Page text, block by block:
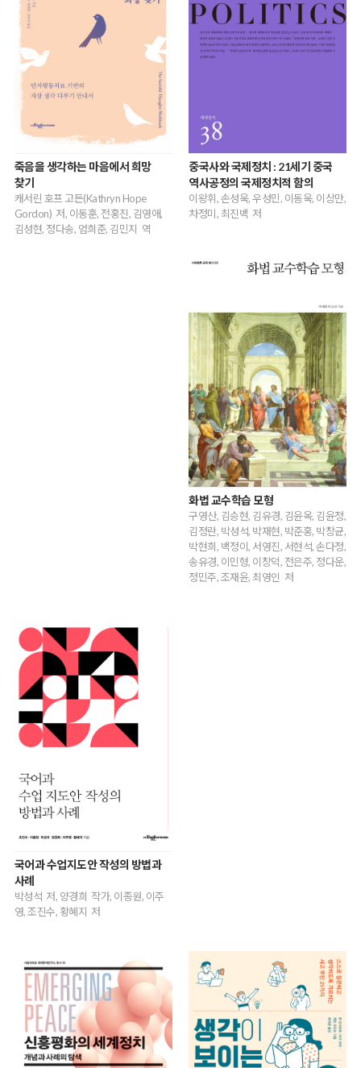
죽음을 생각하는 마음에서 희망
찾기
캐서린 호프 고든(Kathryn Hope
Gordon) 저, 이동훈, 전홍진, 김영애,
김성현, 정다송, 엄희준, 김민지 역
중국사와 국제정치 : 21세기 중국
역사공정의 국제정치적 함의
이왕휘, 손성욱, 우성민, 이동욱, 이상만,
차정미, 최진백 저
화법 교수학습 모형
구영산, 김승현, 김유경, 김윤옥, 김윤정,
김정란, 박성석, 박재현, 박준홍, 박창균,
박현희, 백정이, 서영진, 서현석, 손다정,
송유경, 이민형, 이창덕, 전은주, 정다운,
정민주, 조재윤, 최영인 저
국어과 수업지도안 작성의 방법과
사례
박성석 저, 양경희 작가, 이종원, 이주
영, 조진수, 황혜지 저